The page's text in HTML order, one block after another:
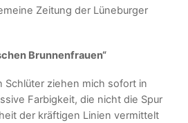
Zeitung der Lüneburger
Brunnenfrauen“
Schlüter ziehen mich sofort in
Farbigkeit, die nicht die Spur
der kräftigen Linien vermittelt